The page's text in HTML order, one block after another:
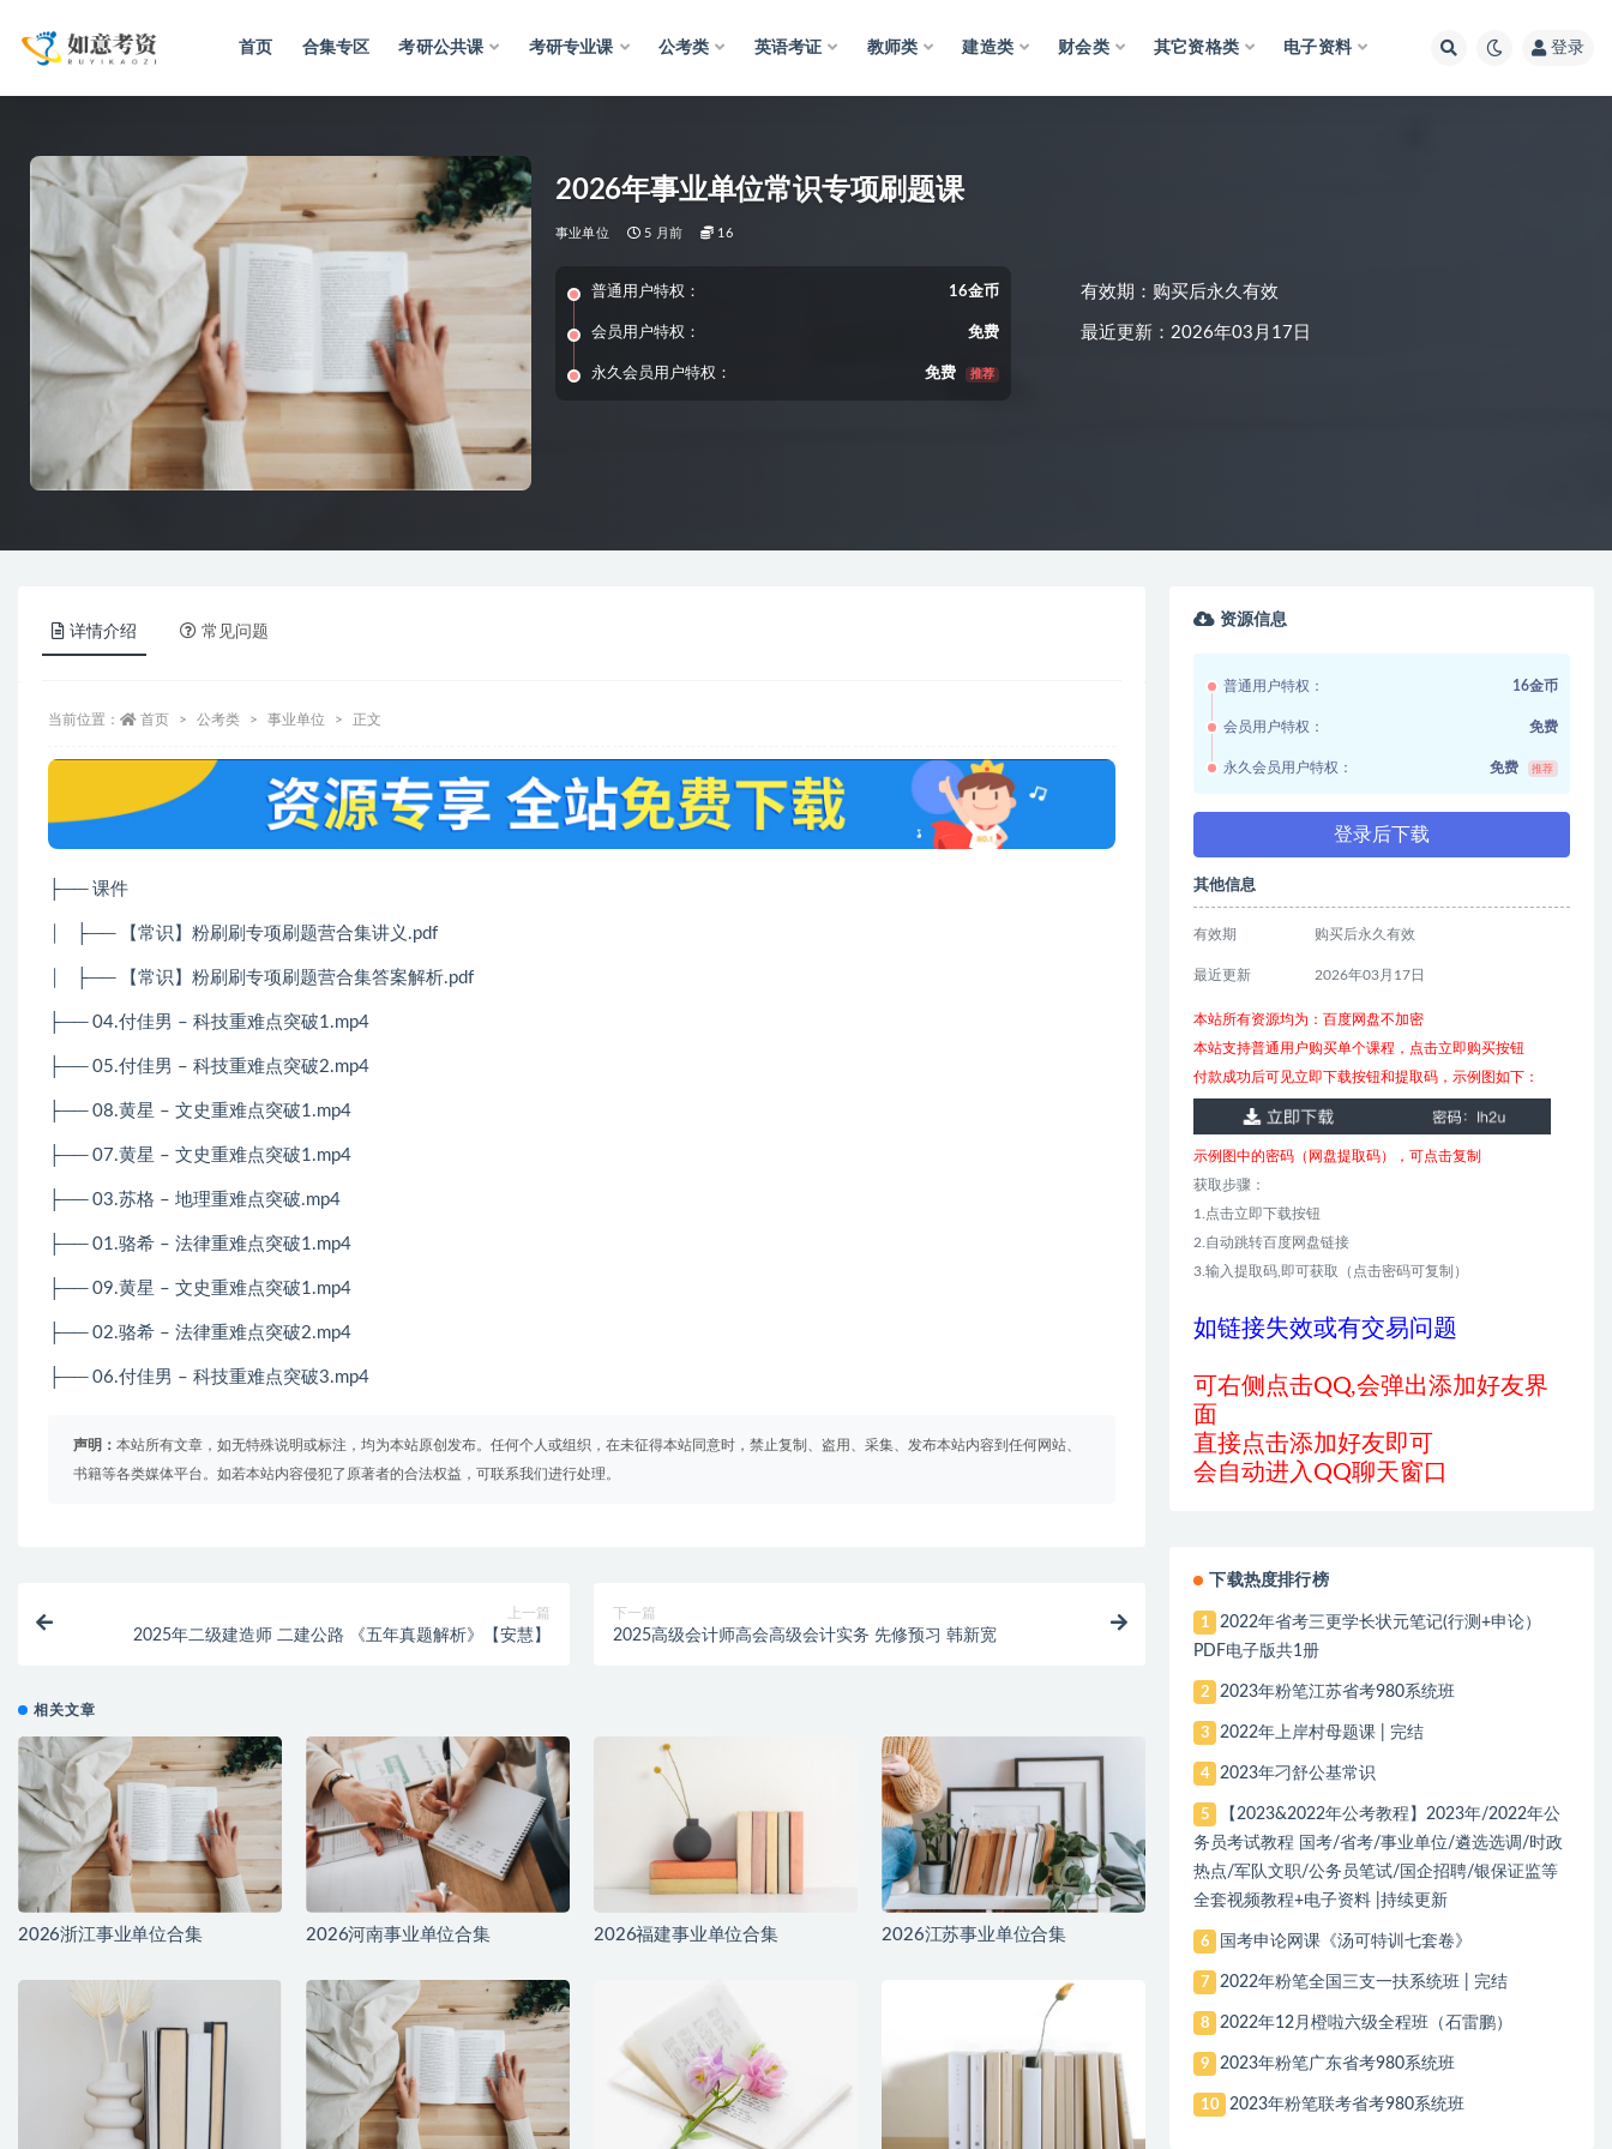
首页 合集专区 考研公共课 考研专业课 公考类 英语考证 教师类 建造类 财会类 其它资格类 电子资料 登录
2026年事业单位常识专项刷题课
事业单位 5 月前 16
普通用户特权： 16金币
会员用户特权： 免费
永久会员用户特权： 免费 推荐
有效期：购买后永久有效
最近更新：2026年03月17日
详情介绍 常见问题
当前位置： 首页 公考类 事业单位 正文
├── 课件
├── 【常识】粉刷刷专项刷题营合集讲义.pdf
├── 【常识】粉刷刷专项刷题营合集答案解析.pdf
├── 04.付佳男 – 科技重难点突破1.mp4
├── 05.付佳男 – 科技重难点突破2.mp4
├── 08.黄星 – 文史重难点突破1.mp4
├── 07.黄星 – 文史重难点突破1.mp4
├── 03.苏格 – 地理重难点突破.mp4
├── 01.骆希 – 法律重难点突破1.mp4
├── 09.黄星 – 文史重难点突破1.mp4
├── 02.骆希 – 法律重难点突破2.mp4
├──06.付佳男 – 科技重难点突破3.mp4
声明： 本站所有文章，如无特殊说明或标注，均为本站原创发布。任何个人或组织，在未征得本站同意时，禁止复制、盗用、采集、发布本站内容到任何网站、
书籍等各类媒体平台。如若本站内容侵犯了原著者的合法权益，可联系我们进行处理。
上一篇
2025年二级建造师 二建公路 《五年真题解析》【安慧】
下一篇
2025高级会计师高会高级会计实务 先修预习 韩新宽
相关文章
2026浙江事业单位合集 2026河南事业单位合集 2026福建事业单位合集 2026江苏事业单位合集
资源信息
普通用户特权： 16金币
会员用户特权： 免费
永久会员用户特权： 免费 推荐
登录后下载
其他信息
有效期 购买后永久有效
最近更新 2026年03月17日
本站所有资源均为：百度网盘不加密
本站支持普通用户购买单个课程，点击立即购买按钮
付款成功后可见立即下载按钮和提取码，示例图如下：
示例图中的密码（网盘提取码），可点击复制
获取步骤：
1.点击立即下载按钮
2.自动跳转百度网盘链接
3.输入提取码,即可获取（点击密码可复制）
如链接失效或有交易问题
可右侧点击QQ,会弹出添加好友界
面
直接点击添加好友即可
会自动进入QQ聊天窗口
下载热度排行榜
1
2022年省考三更学长状元笔记(行测+申论）
PDF电子版共1册
2 2023年粉笔江苏省考980系统班
3 2022年上岸村母题课 | 完结
4 2023年刁舒公基常识
5
【2023&2022年公考教程】2023年/2022年公
务员考试教程 国考/省考/事业单位/遴选选调/时政
热点/军队文职/公务员笔试/国企招聘/银保证监等
全套视频教程+电子资料 |持续更新
6 国考申论网课《汤可特训七套卷》
7 2022年粉笔全国三支一扶系统班 | 完结
8 2022年12月橙啦六级全程班（石雷鹏）
9 2023年粉笔广东省考980系统班
10 2023年粉笔联考省考980系统班